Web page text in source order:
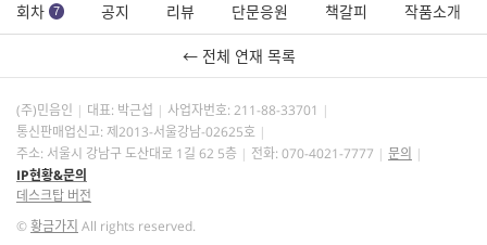
회차 7 공지 리뷰 단문응원 책갈피 작품소개
← 전체 연재 목록
(주)민음인 대표: 박근섭 사업자번호: 211-88-33701
통신판매업신고: 제2013-서울강남-02625호
주소: 서울시 강남구 도산대로 1길 62 5층
전화: 070-4021-7777
문의
IP현황&문의
데스크탑 버전
©황금가지 All rights reserved.